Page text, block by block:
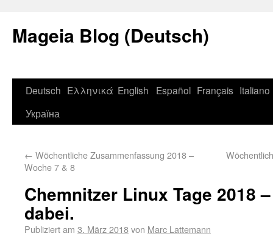
Mageia Blog (Deutsch)
Deutsch Ελληνικά English Español Français Italiano
Україна
← Wöchentliche Zusammenfassung 2018 –
Woche 7 & 8
Chemnitzer Linux Tage 2018
dabei.
Publiziert am 3. März 2018von Marc Lattemann